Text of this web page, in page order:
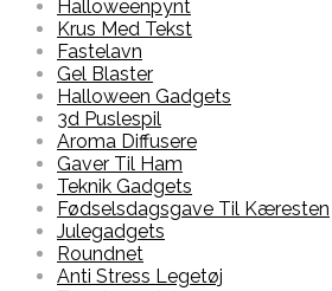
Halloweenpynt
Krus Med Tekst
Fastelavn
Gel Blaster
Halloween Gadgets
3d Puslespil
Aroma Diffusere
Gaver Til Ham
Teknik Gadgets
Fødselsdagsgave Til Kæresten
Julegadgets
Roundnet
Anti Stress Legetøj